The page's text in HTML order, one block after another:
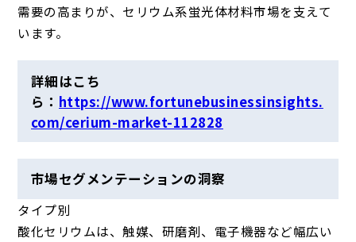
需要の高まりが、セリウム系蛍光体材料市場を支えて
います。
詳細はこち
ら： https://www.fortunebusinessinsights.
com/cerium-market-112828
市場セグメンテーションの洞察
タイプ別
酸化セリウムは、触媒、研磨剤、電子機器など幅広い